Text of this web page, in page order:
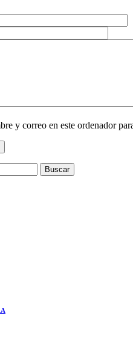
y correo en este ordenador
Buscar